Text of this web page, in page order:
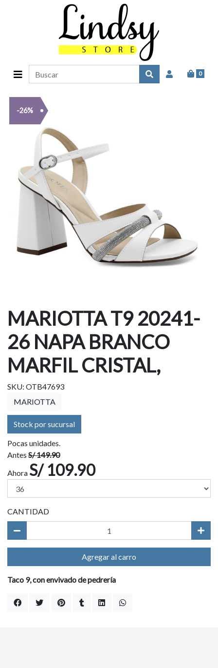
0
-26%
MARIOTTA T9 20241-
26 NAPA BRANCO
MARFIL CRISTAL,
SKU: OTB47693
MARIOTTA
Stock por sucursal
Pocas unidades.
Antes S/ 149.90
Ahora S/ 109.90
CANTIDAD
Agregar al carro
Taco 9, con envivado de pedrería